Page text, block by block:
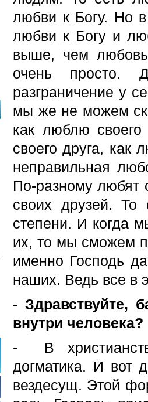
любви к Богу. Но
любви к Богу и
выше, чем
очень просто.
разграничение у
мы же не можем
как люблю
своего друга, как
неправильная
По-разному любят
своих друзей. То
степени. И когда
их, то мы сможем
именно Господь
наших. Ведь все в
- Здравствуйте,
внутри человека?
- В
догматика. И вот
вездесущ. Этой